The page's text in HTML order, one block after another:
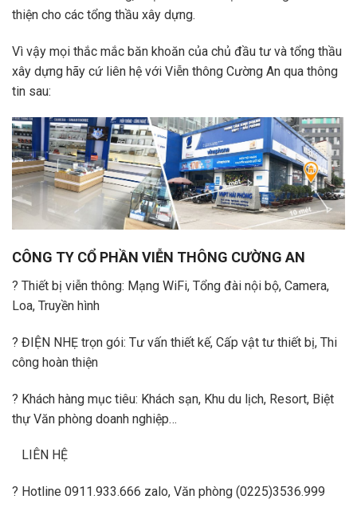
thiện cho các tổng thầu xây dựng.
Vì vậy mọi thắc mắc băn khoăn của chủ đầu tư và tổng thầu
xây dựng hãy cứ liên hệ với Viễn thông Cường An qua thông
tin sau:
CÔNG TY CỔ PHẦN VIỄN THÔNG CƯỜNG AN
? Thiết bị viễn thông: Mạng WiFi, Tổng đài nội bộ, Camera,
Loa, Truyền hình
? ĐIỆN NHẸ trọn gói: Tư vấn thiết kế, Cấp vật tư thiết bị, Thi
công hoàn thiện
? Khách hàng mục tiêu: Khách sạn, Khu du lịch, Resort, Biệt
thự Văn phòng doanh nghiệp…
LIÊN HỆ
? Hotline 0911.933.666 zalo, Văn phòng (0225)3536.999